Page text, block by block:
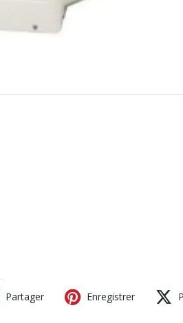
Partager Enregistrer